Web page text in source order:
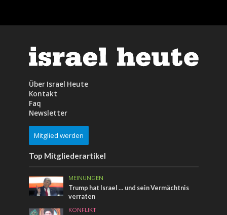
Über Israel Heute
Kontakt
Faq
Newsletter
Mitglied werden
Top Mitgliederartikel
MEINUNGEN
Trump hat Israel … und sein Vermächtnis
verraten
KONFLIKT